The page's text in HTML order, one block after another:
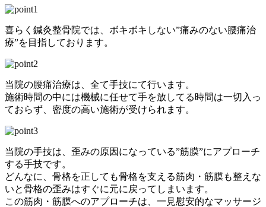
喜らく鍼灸整骨院では、ボキボキしない”痛みのない腰痛治
療”を目指しております。
当院の腰痛治療は、全て手技にて行います。
施術時間の中には機械に任せて手を放してる時間は一切入っ
ておらず、密度の高い施術が受けられます。
当院の手技は、歪みの原因になっている”筋膜”にアプローチ
する手技です。
どんなに、骨格を正しても骨格を支える筋肉・筋膜も整えな
いと骨格の歪みはすぐに元に戻ってしまいます。
この筋肉・筋膜へのアプローチは、一見慰安的なマッサージ